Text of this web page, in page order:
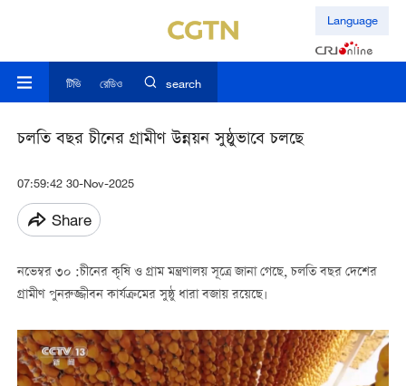
Language
টিভি রেডিও search
চলতি বছর চীনের গ্রামীণ উন্নয়ন সুষ্ঠুভাবে চলছে
07:59:42 30-Nov-2025
Share
নভেম্বর ৩০ :চীনের কৃষি ও গ্রাম মন্ত্রণালয় সূত্রে জানা গেছে,চলতি বছর দেশের
গ্রামীণ পুনরুজ্জীবন কার্যক্রমের সুষ্ঠু ধারা বজায় রয়েছে।